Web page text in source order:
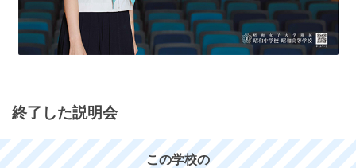
終了した説明会
この学校の